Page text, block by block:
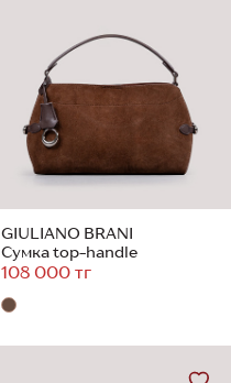
GIULIANO BRANI
Сумка top-handle
108 000 тг